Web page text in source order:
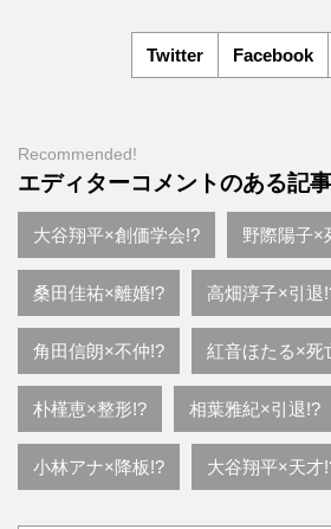
Twitter Facebook
Recommended!
エディターコメントのある記事
大谷翔平×創価学会!? 野際陽子×
桑田佳祐×離婚!? 高畑淳子×引退
角田信朗×不仲!? 紅音ほたる×死
朴槿恵×整形!? 相葉雅紀×引退!?
小林アナ×降板!? 大谷翔平×天才